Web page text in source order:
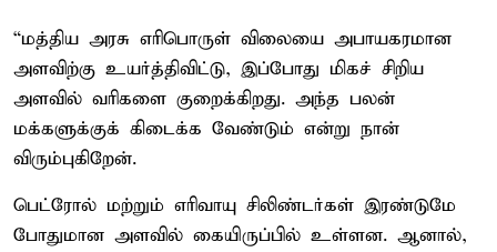
“மத்திய அரசு எரிபொருள் விலையை அபாயகரமான
அளவிற்கு உயர்த்திவிட்டு, இப்போது மிகச் சிறிய
அளவில் வரிகளை குறைக்கிறது. அந்த பலன்
மக்களுக்குக் கிடைக்க வேண்டும் என்று நான்
விரும்புகிறேன்.
பெட்ரோல் மற்றும் எரிவாயு சிலிண்டர்கள் இரண்டுமே
போதுமான அளவில் கையிருப்பில் உள்ளன. ஆனால்,